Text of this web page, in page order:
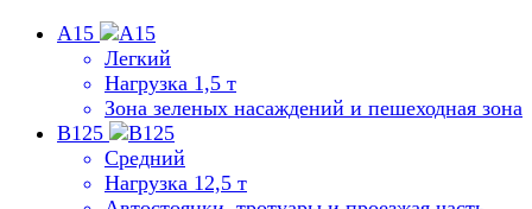
A15
Легкий
Нагрузка 1,5 т
Зона зеленых насаждений и пешеходная зона
B125
Средний
Нагрузка 12,5 т